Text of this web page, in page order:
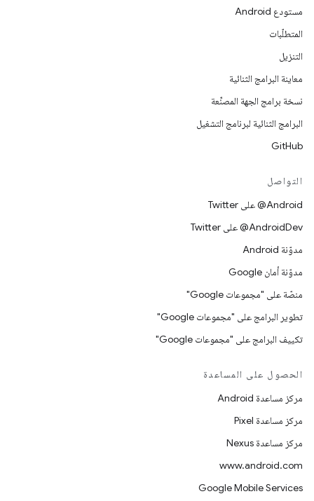
مستودع Android
المتطلّبات
التنزيل
معاينة البرامج الثنائية
نسخة برامج الجهة المصنِّعة
البرامج الثنائية لبرنامج التشغيل
GitHub
التواصل
‎@Android على Twitter
‎@AndroidDev على Twitter
مدوّنة Android
مدوّنة أمان Google
منصّة على "مجموعات Google"
تطوير البرامج على "مجموعات Google"
تكييف البرامج على "مجموعات Google"
الحصول على المساعدة
مركز مساعدة Android
مركز مساعدة Pixel
مركز مساعدة Nexus
www.android.com
Google Mobile Services